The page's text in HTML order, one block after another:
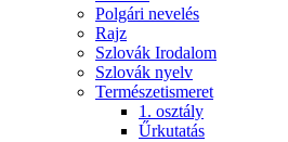
Polgári nevelés
Rajz
Szlovák Irodalom
Szlovák nyelv
Természetismeret
1. osztály
Űrkutatás